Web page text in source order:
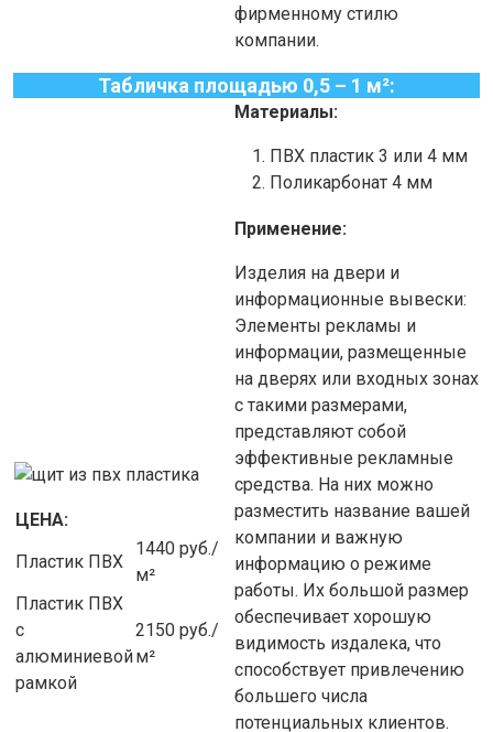
фирменному стилю
компании.
Табличка площадью 0,5 – 1 м²:
ЦЕНА:
Пластик ПВХ
1440 руб./
м²
Пластик ПВХ
с
алюминиевой
рамкой
2150 руб./
м²
Материалы:
ПВХ пластик 3 или 4 мм
Поликарбонат 4 мм
Применение:
Изделия на двери и
информационные вывески:
Элементы рекламы и
информации, размещенные
на дверях или входных зонах
с такими размерами,
представляют собой
эффективные рекламные
средства. На них можно
разместить название вашей
компании и важную
информацию о режиме
работы. Их большой размер
обеспечивает хорошую
видимость издалека, что
способствует привлечению
большего числа
потенциальных клиентов.